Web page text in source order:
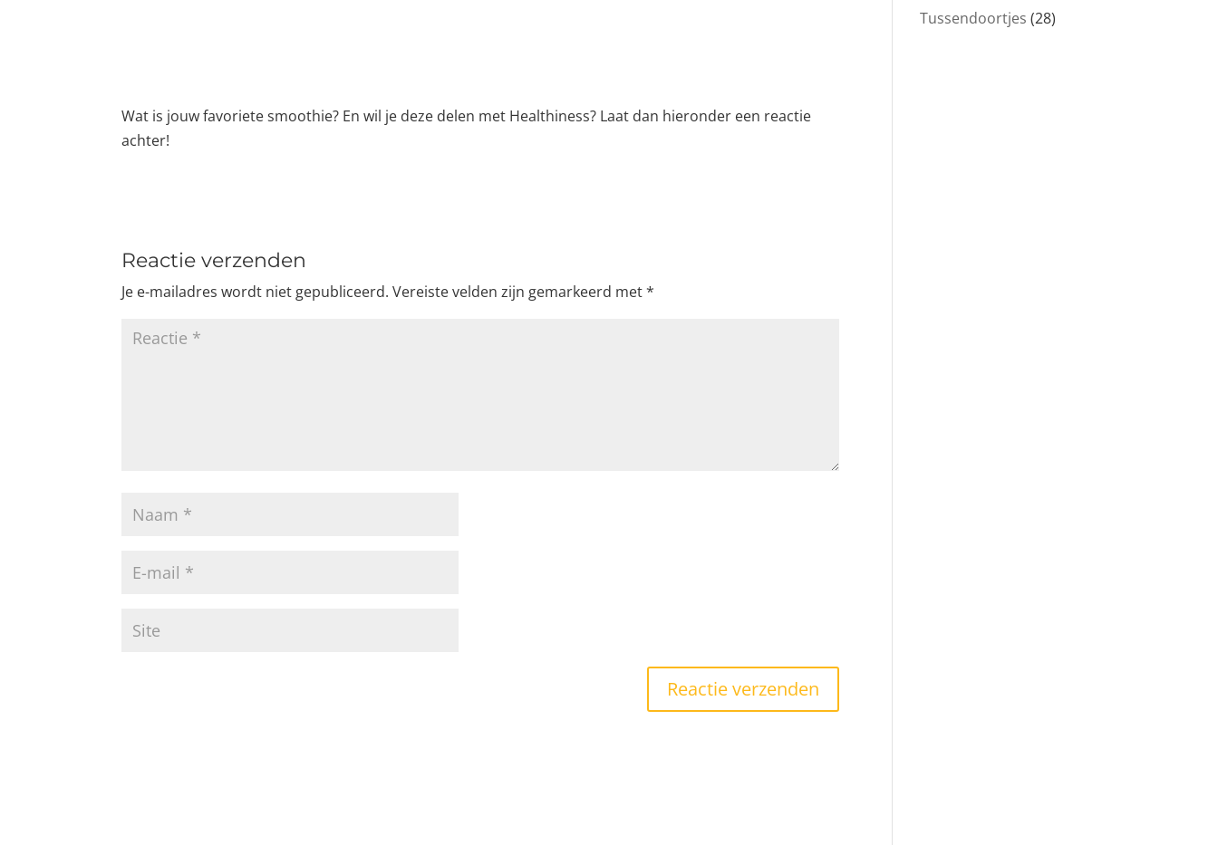
Wat is jouw favoriete smoothie? En wil je deze delen met Healthiness? Laat dan hieronder een reactie
achter!
Reactie verzenden
Je e-mailadres wordt niet gepubliceerd. Vereiste velden zijn gemarkeerd met*
Tussendoortjes (28)